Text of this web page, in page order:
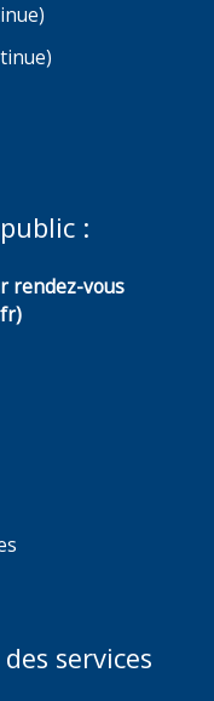
:
rendez-vous
services